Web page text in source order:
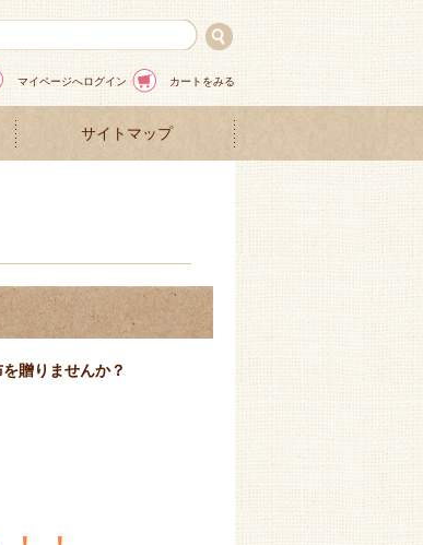
マイページへログイン カートをみる
サイトマップ
贈りませんか？